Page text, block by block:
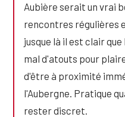
Aubière serait un vrai
rencontres régulières
jusque là il est clair
mal d'atouts pour
d'être à proximité
l'Aubergne. Pratique
rester discret.